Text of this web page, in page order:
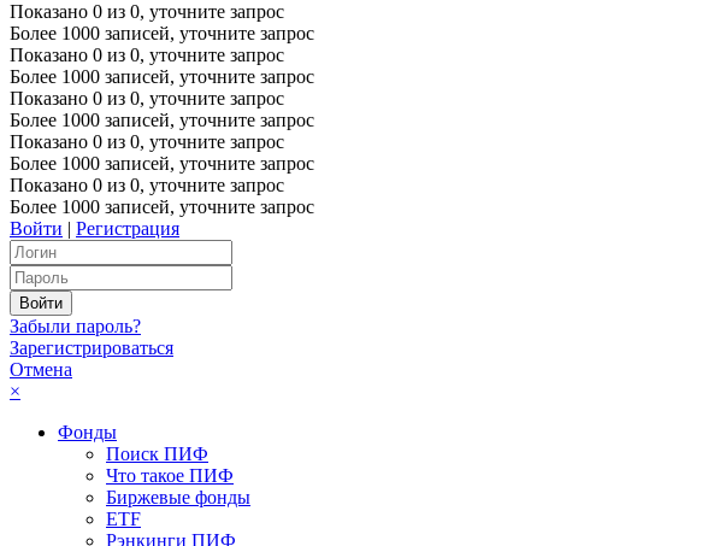
Показано 0 из 0, уточните запрос
Более 1000 записей, уточните запрос
Показано 0 из 0, уточните запрос
Более 1000 записей, уточните запрос
Показано 0 из 0, уточните запрос
Более 1000 записей, уточните запрос
Показано 0 из 0, уточните запрос
Более 1000 записей, уточните запрос
Показано 0 из 0, уточните запрос
Более 1000 записей, уточните запрос
Войти | Регистрация
Забыли пароль?
Зарегистрироваться
Отмена
×
Фонды
Поиск ПИФ
Что такое ПИФ
Биржевые фонды
ETF
Рэнкинги ПИФ